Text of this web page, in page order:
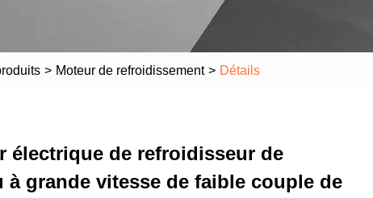
> Moteur de refroidissement > Détails
électrique de refroidisseur de
à grande vitesse de faible couple de